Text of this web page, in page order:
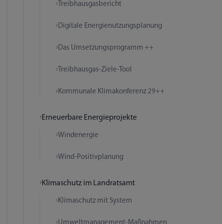
Treibhausgasbericht
Digitale Energienutzungsplanung
Das Umsetzungsprogramm ++
Treibhausgas-Ziele-Tool
Kommunale Klimakonferenz 29++
Erneuerbare Energieprojekte
Windenergie
Wind-Positivplanung
Klimaschutz im Landratsamt
Klimaschutz mit System